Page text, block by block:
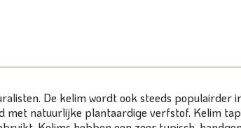
De kelim wordt ook steeds populairder
met natuurlijke plantaardige verfstof. Kelim